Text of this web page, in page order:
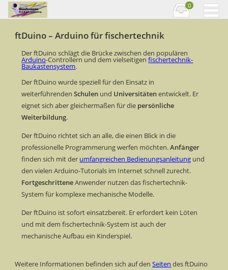
0
ftDuino – Arduino für fischertechnik
Der ftDuino schlägt die Brücke zwischen den populären
Arduino-Controllern und dem vielseitigenfischertechnik-
Baukastensystem.
Der ftDuino wurde speziell für den Einsatz in
weiterführendenSchulen und Universitätenentwickelt. Er
eignet sich aber gleichermaßen für die persönliche
Weiterbildung.
Der ftDuino richtet sich an alle, die einen Blick in die
professionelle Programmerung werfen möchten.Anfänger
finden sich mit der umfangreichen Bedienungsanleitung und
den vielen Arduino-Tutorials im Internet schnell zurecht.
FortgeschritteneAnwender nutzen das fischertechnik-
System für komplexe mechanische Modelle.
Der ftDuino ist sofort einsatzbereit. Er erfordert kein Löten
und mit dem fischertechnik-System ist auch der
mechanische Aufbau ein Kinderspiel.
Weitere Informationen befinden sich auf denSeiten des ftDuino